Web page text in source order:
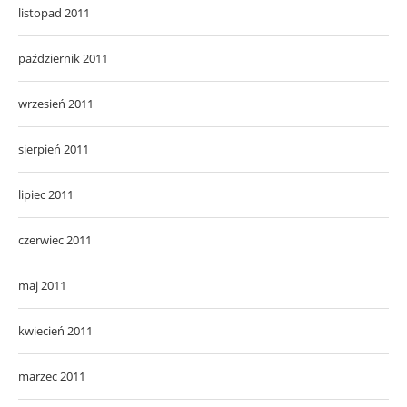
listopad 2011
październik 2011
wrzesień 2011
sierpień 2011
lipiec 2011
czerwiec 2011
maj 2011
kwiecień 2011
marzec 2011